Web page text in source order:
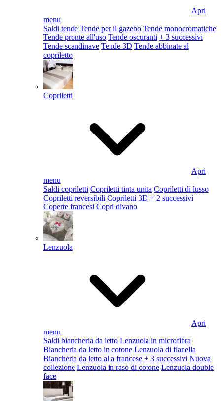
Apri
menu
Saldi tende Tende per il gazebo Tende monocromatiche
Tende pronte all'uso Tende oscuranti + 3 successivi
Tende scandinave Tende 3D Tende abbinate al
copriletto
Copriletti
Apri
menu
Saldi copriletti Copriletti tinta unita Copriletti di lusso
Copriletti reversibili Copriletti 3D + 2 successivi
Coperte francesi Copri divano
Lenzuola
Apri
menu
Saldi biancheria da letto Lenzuola in microfibra
Biancheria da letto in cotone Lenzuola di flanella
Biancheria da letto alla francese + 3 successivi Nuova
collezione Lenzuola in raso di cotone Lenzuola double
face